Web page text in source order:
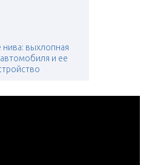
выхлопная
и ее